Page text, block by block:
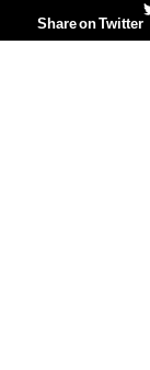
Share on Twitter